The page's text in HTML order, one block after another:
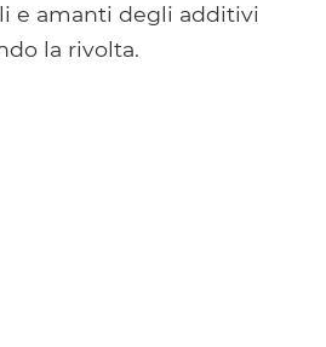
e amanti degli additivi
la rivolta.